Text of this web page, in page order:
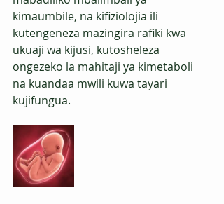
kimaumbile, na kifiziolojia ili
kutengeneza mazingira rafiki kwa
ukuaji wa kijusi, kutosheleza
ongezeko la mahitaji ya kimetaboli
na kuandaa mwili kuwa tayari
kujifungua.